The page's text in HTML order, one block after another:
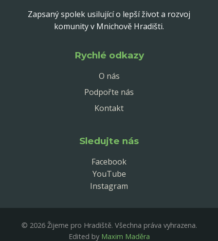
Zapsaný spolek usilující o lepší život a rozvoj
komunity v Mnichově Hradišti.
Rychlé odkazy
O nás
Podpořte nás
Kontakt
Sledujte nás
Facebook
YouTube
Instagram
© 2026 Žijeme pro Hradiště. Všechna práva vyhrazena.
Edited by Maxim Maděra